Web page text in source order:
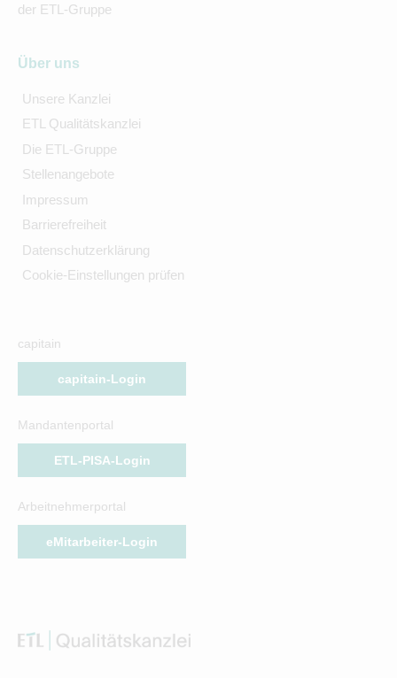
der ETL-Gruppe
Über uns
Unsere Kanzlei
ETL Qualitätskanzlei
Die ETL-Gruppe
Stellenangebote
Impressum
Barrierefreiheit
Datenschutzerklärung
Cookie-Einstellungen prüfen
capitain
capitain-Login
Mandantenportal
ETL-PISA-Login
Arbeitnehmerportal
eMitarbeiter-Login